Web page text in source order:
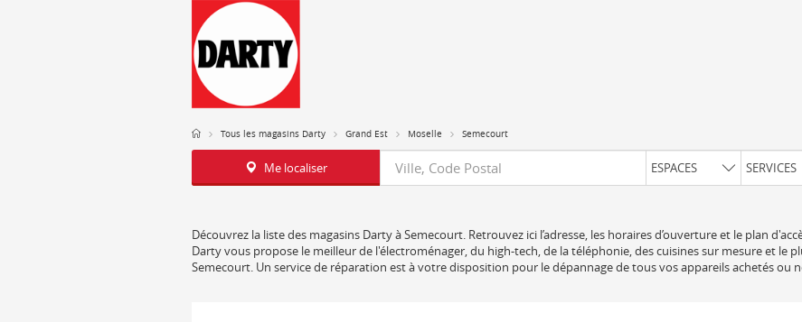
Tous les magasins Darty Grand Est Moselle Semecourt
Me localiser Requête ESPACES SERVICES
Découvrez la liste des magasins Darty à Semecourt. Retrouvez ici l’adresse, les horaires d’ouverture et le plan
Darty vous propose le meilleur de l'électroménager, du high-tech, de la téléphonie, des cuisines sur mesure et le
Semecourt. Un service de réparation est à votre disposition pour le dépannage de tous vos appareils achetés ou